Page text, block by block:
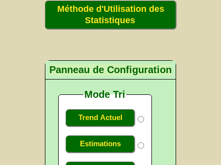
Méthode d'Utilisation des
Statistiques
Panneau de Configuration
Mode Tri
Trend Actuel
Estimations